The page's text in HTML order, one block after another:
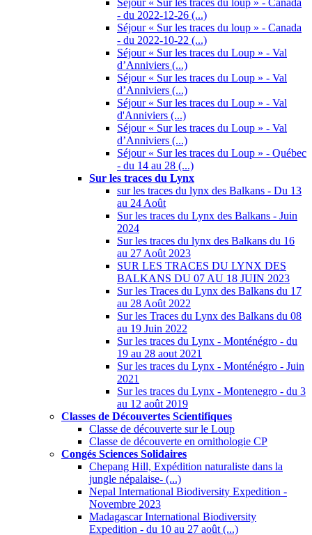
- du 2022-12-26 (...)
Séjour « Sur les traces du loup » - Canada
- du 2022-10-22 (...)
Séjour « Sur les traces du Loup » - Val
d’Anniviers (...)
Séjour « Sur les traces du Loup » - Val
d’Anniviers (...)
Séjour « Sur les traces du Loup » - Val
d'Anniviers (...)
Séjour « Sur les traces du Loup » - Val
d’Anniviers (...)
Séjour « Sur les traces du Loup » - Québec
- du 14 au 28 (...)
Sur les traces du Lynx
sur les traces du lynx des Balkans - Du 13
au 24 Août
Sur les traces du Lynx des Balkans - Juin
2024
Sur les traces du lynx des Balkans du 16
au 27 Août 2023
SUR LES TRACES DU LYNX DES
BALKANS DU 07 AU 18 JUIN 2023
Sur les Traces du Lynx des Balkans du 17
au 28 Août 2022
Sur les Traces du Lynx des Balkans du 08
au 19 Juin 2022
Sur les traces du Lynx - Monténégro - du
19 au 28 aout 2021
Sur les traces du Lynx - Monténégro - Juin
2021
Sur les traces du Lynx - Montenegro - du 3
au 12 août 2019
Classes de Découvertes Scientifiques
Classe de découverte sur le Loup
Classe de découverte en ornithologie CP
Congés Sciences Solidaires
Chepang Hill, Expédition naturaliste dans la
jungle népalaise- (...)
Nepal International Biodiversity Expedition -
Novembre 2023
Madagascar International Biodiversity
Expedition - du 10 au 27 août (...)